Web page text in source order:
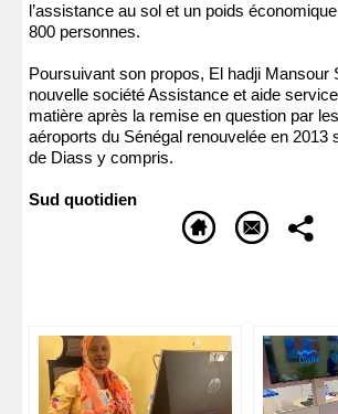
l’assistance au sol et un poids
800 personnes.
Poursuivant son propos, El hadji
nouvelle société Assistance et aide
matière après la remise en question par
aéroports du Sénégal renouvelée en 2013
de Diass y compris.
Sud quotidien